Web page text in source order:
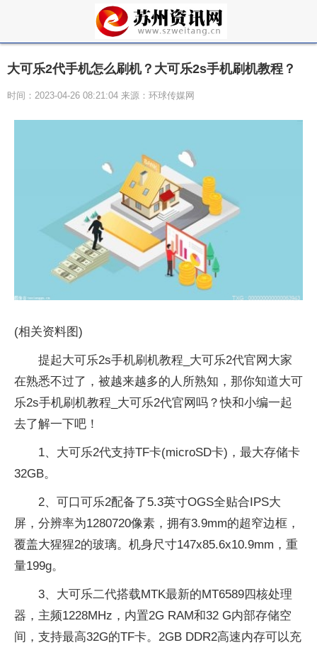
大可乐2代手机怎么刷机？大可乐2s手机刷机教程？
时间：2023-04-26 08:21:04 来源：环球传媒网
(相关资料图)
提起大可乐2s手机刷机教程_大可乐2代官网大家
在熟悉不过了，被越来越多的人所熟知，那你知道大可
乐2s手机刷机教程_大可乐2代官网吗？快和小编一起
去了解一下吧！
1、大可乐2代支持TF卡(microSD卡)，最大存储卡
32GB。
2、可口可乐2配备了5.3英寸OGS全贴合IPS大
屏，分辨率为1280720像素，拥有3.9mm的超窄边框，
覆盖大猩猩2的玻璃。机身尺寸147x85.6x10.9mm，重
量199g。
3、大可乐二代搭载MTK最新的MT6589四核处理
器，主频1228MHz，内置2G RAM和32 G内部存储空
间，支持最高32G的TF卡。2GB DDR2高速内存可以充